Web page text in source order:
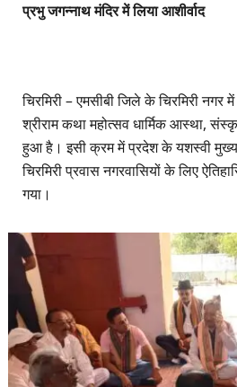
प्रभु जगन्नाथ मंदिर में लिया आशीर्वाद
चिरमिरी – एमसीबी जिले के चिरमिरी नगर
श्रीराम कथा महोत्सव धार्मिक आस्था,
हुआ है। इसी क्रम में प्रदेश के यशस्वी
चिरमिरी प्रवास नगरवासियों के लिए
गया।